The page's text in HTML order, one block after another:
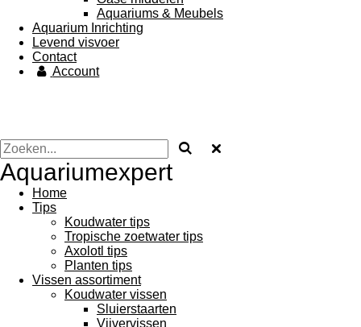
Aquariums & Meubels
Aquarium Inrichting
Levend visvoer
Contact
Account
Aquariumexpert
Home
Tips
Koudwater tips
Tropische zoetwater tips
Axolotl tips
Planten tips
Vissen assortiment
Koudwater vissen
Sluierstaarten
Vijvervissen